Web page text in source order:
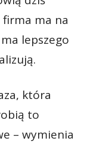
firma ma na
lepszego
która
to
– wymienia